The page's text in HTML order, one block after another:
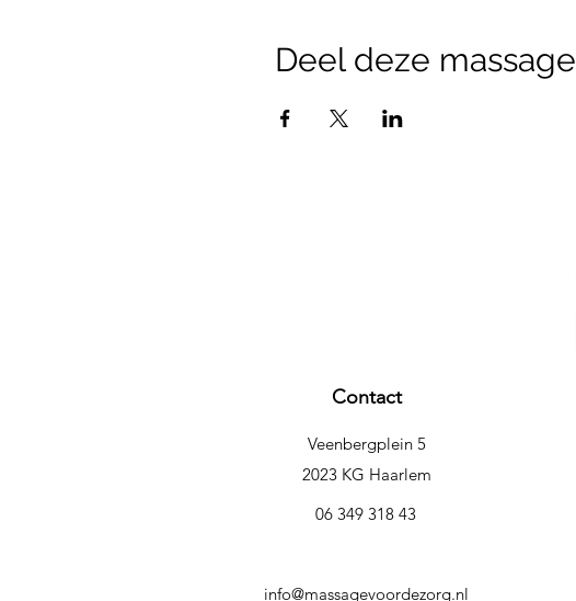
Deel deze massage
Contact
Veenbergplein 5
2023 KG Haarlem
06 349 318 43
info@massagevoordezorg.nl